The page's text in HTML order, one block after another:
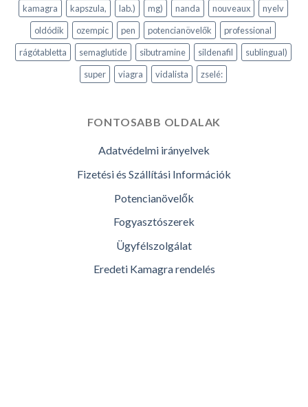
kamagra
kapszula, lab.) mg) nanda nouveaux
nyelv
oldódik
ozempic pen potencianövelők
professional
rágótabletta
semaglutide sibutramine sildenafil
sublingual)
super
viagra vidalista zselé:
FONTOSABB OLDALAK
Adatvédelmi irányelvek
Fizetési és Szállítási Információk
Potencianövelők
Fogyasztószerek
Ügyfélszolgálat
Eredeti Kamagra rendelés